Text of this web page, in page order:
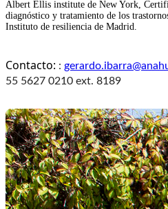
Albert Ellis institute de New York,
diagnóstico y tratamiento de los
Instituto de resiliencia de Madrid.
Contacto: :
55 5627 0210 ext. 8189